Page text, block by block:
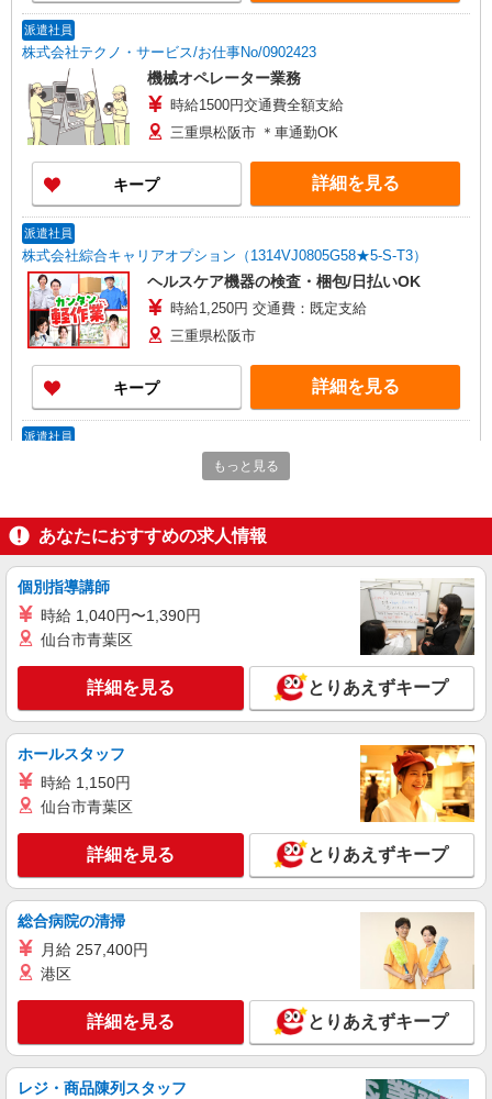
派遣社員
株式会社テクノ・サービス/お仕事No/0902423
機械オペレーター業務
時給1500円交通費全額支給
三重県松阪市 ＊車通勤OK
キープ 詳細を見る
派遣社員
株式会社綜合キャリアオプション（1314VJ0805G58★5-S-T3）
ヘルスケア機器の検査・梱包/日払いOK
時給1,250円 交通費：既定支給
三重県松阪市
キープ 詳細を見る
派遣社員
パーソルファクトリーパートナーズ株式会社
機械オペレーター（2交替）
額支給（規定あり） 【月収例】33.5万円（20日勤
務＋残業20h＋深夜50h）
三重県松阪市嬉野天花寺町
キープ 詳細を見る
株式会社綜合キャリアオプション（1314VJ0805G58★23-S-T2）
注射剤の装置設定・異物印字確認・包装資材準
備/日払いOK
時給1,650円 交通費：既定支給
キープ 詳細を見る
派遣社員
株式会社綜合キャリアオプション（1314VJ0805G58★10-S-T3）
組立・加工・食品製造など/日払いOK
キープ 詳細を見る
派遣社員
もっと見る
あなたにおすすめの求人情報
個別指導講師
時給 1,040円〜1,390円
仙台市青葉区
詳細を見る とりあえずキープ
ホールスタッフ
時給 1,150円
仙台市青葉区
詳細を見る とりあえずキープ
総合病院の清掃
月給 257,400円
港区
詳細を見る とりあえずキープ
レジ・商品陳列スタッフ